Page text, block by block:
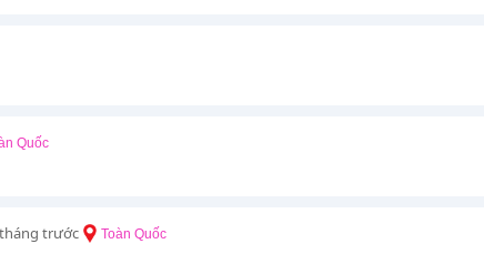
Quốc
trước Toàn Quốc